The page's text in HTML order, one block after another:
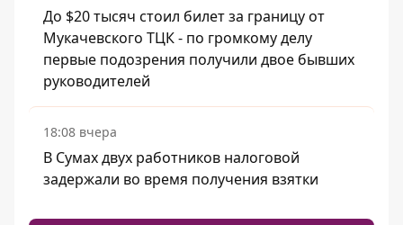
До $20 тысяч стоил билет за границу от
Мукачевского ТЦК - по громкому делу
первые подозрения получили двое бывших
руководителей
18:08 вчера
В Сумах двух работников налоговой
задержали во время получения взятки